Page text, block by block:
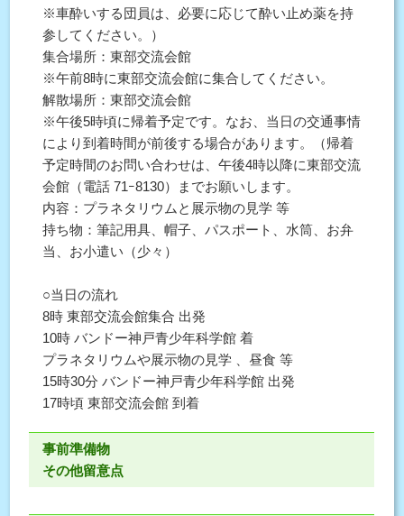
※車酔いする団員は、必要に応じて酔い止め薬を持
参してください。）
集合場所：東部交流会館
※午前8時に東部交流会館に集合してください。
解散場所：東部交流会館
※午後5時頃に帰着予定です。なお、当日の交通事情
により到着時間が前後する場合があります。（帰着
予定時間のお問い合わせは、午後4時以降に東部交流
会館（電話 71ｰ8130）までお願いします。
内容：プラネタリウムと展示物の見学 等
持ち物：筆記用具、帽子、パスポート、水筒、お弁
当、お小遣い（少々）
○当日の流れ
8時 東部交流会館集合 出発
10時 バンドー神戸青少年科学館 着
プラネタリウムや展示物の見学 、昼食 等
15時30分 バンドー神戸青少年科学館 出発
17時頃 東部交流会館 到着
事前準備物
その他留意点